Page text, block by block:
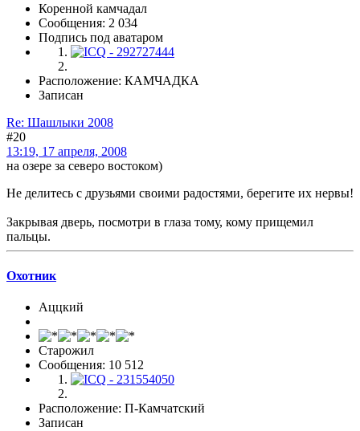
Коренной камчадал
Сообщения: 2 034
Подпись под аватаром
Расположение: КАМЧАДКА
Записан
Re: Шашлыки 2008
#20
13:19, 17 апреля, 2008
на озере за северо востоком)
Не делитесь с друзьями своими радостями, берегите их нервы!
Закрывая дверь, посмотри в глаза тому, кому прищемил
пальцы.
Охотник
Аццкий
Старожил
Сообщения: 10 512
Расположение: П-Камчатский
Записан